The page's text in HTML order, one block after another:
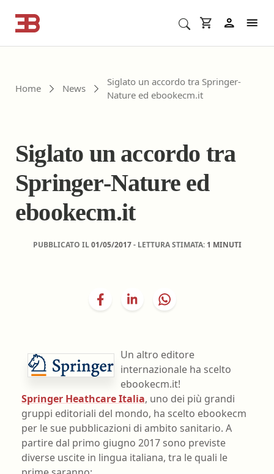
Home News
Siglato un accordo tra Springer-
Nature ed ebookecm.it
Siglato un accordo tra
Springer-Nature ed
ebookecm.it
PUBBLICATO IL01/05/2017- LETTURA STIMATA: 1 MINUTI
Un altro editore
internazionale ha scelto
ebookecm.it!
Springer Heathcare Italia, uno dei più grandi
gruppi editoriali del mondo, ha scelto ebookecm
per le sue pubblicazioni di ambito sanitario. A
partire dal primo giugno 2017 sono previste
diverse uscite in lingua italiana, tra le quali le